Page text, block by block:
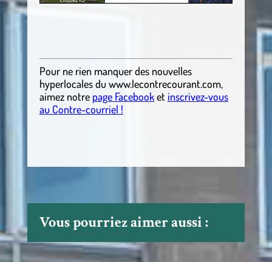
Pour ne rien manquer des nouvelles
hyperlocalesdu www.lecontrecourant.com,
aimez notre page Facebooket inscrivez-vous
au Contre-courriel !
Vous pourriez aimer aussi :